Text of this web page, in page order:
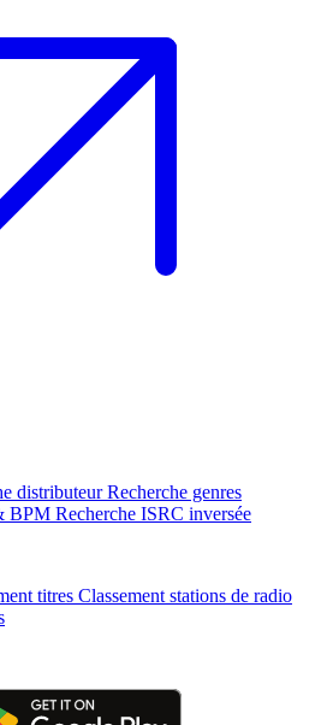
distributeur Recherche genres
BPM Recherche ISRC inversée
titres Classement stations de radio